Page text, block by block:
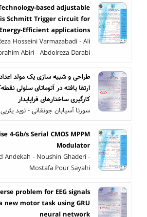
based adjustable
Schmitt Trigger circuit for
Energy-Efficient applications
Hosseini Varmazabadi - Ali
Abiri - Abdolreza Darabi
طراحی و شبیه سازی یک مولد
ارتقا یافته در آتوماتای سلولی
کارگیری ساختارهای فراپایدار
سورنا آسیابان جونقانی - نوید یثربی
4-Gb/s Serial CMOS MPPM
Modulator
Andekah - Noushin Ghaderi -
Mostafa Pour Sayahi
problem for EEG signals
new motor task using GRU
neural network